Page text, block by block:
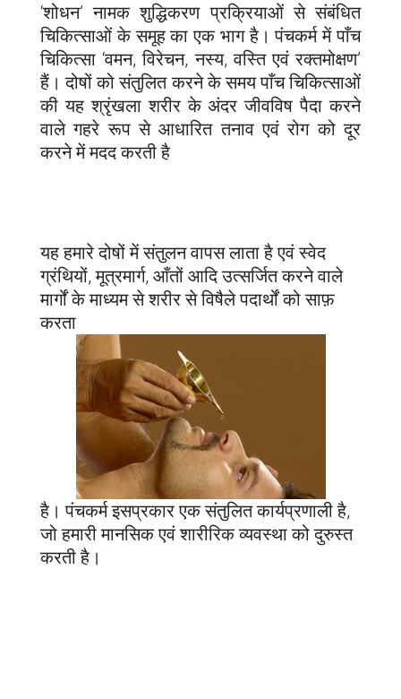
‘शोधन’ नामक शुद्धिकरण प्रक्रियाओं से संबंधित
चिकित्साओं के समूह का एक भाग है। पंचकर्म में पाँच
चिकित्सा ‘वमन, विरेचन, नस्य, वस्ति एवं रक्तमोक्षण’
हैं। दोषों को संतुलित करने के समय पाँच चिकित्साओं
की यह श्रृंखला शरीर के अंदर जीवविष पैदा करने
वाले गहरे रूप से आधारित तनाव एवं रोग को दूर
करने में मदद करती है
यह हमारे दोषों में संतुलन वापस लाता है एवं स्वेद
ग्रंथियों, मूत्रमार्ग, आँतों आदि उत्सर्जित करने वाले
मार्गों के माध्यम से शरीर से विषैले पदार्थों को साफ़
करता
है। पंचकर्म इसप्रकार एक संतुलित कार्यप्रणाली है,
जो हमारी मानसिक एवं शारीरिक व्यवस्था को दुरुस्त
करती है।